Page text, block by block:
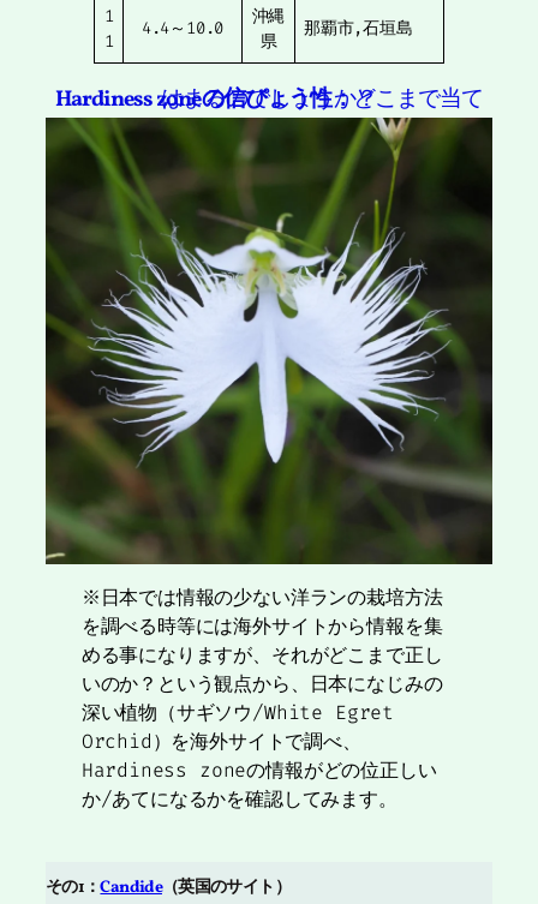
1
1
4.4～10.0
沖縄
県
那覇市,石垣島
Hardiness zoneの信ぴょう性：
どこまで当てはまるのでしょうか？
※日本では情報の少ない洋ランの栽培方法
を調べる時等には海外サイトから情報を集
める事になりますが、それがどこまで正し
いのか？という観点から、日本になじみの
深い植物（サギソウ/White Egret
Orchid）を海外サイトで調べ、
Hardiness zoneの情報がどの位正しい
か/あてになるかを確認してみます。
その1：Candide（英国のサイト）